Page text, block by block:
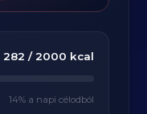
282 / 2000 kcal
14% a napi célodból